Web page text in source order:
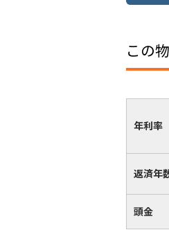
この
年利率
返済年
頭金